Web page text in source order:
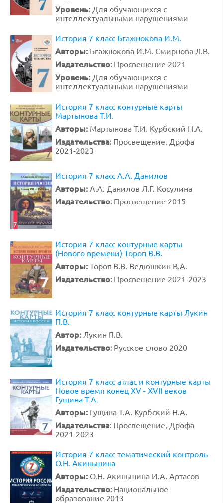
Уровень: Для обучающихся с
интеллектуальными нарушениями
История 7 класс Бгажнокова И.М.
Авторы: Бгажнокова И.М. Смирнова Л.В.
Издательство: Просвещение 2021
Уровень: Для обучающихся с
интеллектуальными нарушениями
История 7 класс контурные карты
Мартынова Т.И.
Авторы: Мартынова Т.И. Курбский Н.А.
Издательства: Просвещение, Дрофа
2021-2023
История 7 класс А.А. Данилов
Авторы: А.А. Данилов Л.Г. Косулина
Издательство: Просвещение 2015
История 7 класс контурные карты
(Нового времени) Тороп В.В.
Авторы: Тороп В.В. Ведюшкин В.А.
Издательство: Просвещение 2021-2023
История 7 класс контурные карты Лукин
П.В.
Автор: Лукин П.В.
Издательство: Русское слово 2020
История 7 класс атлас и контурные карты
Новое время конец XV - XVII веков
Гущина Т.А.
Авторы: Гущина Т.А. Курбский Н.А.
Издательства: Просвещение, Дрофа
2021-2023
История 7 класс тематический контроль
О.Н. Акиньшина
Авторы: О.Н. Акиньшина И.А. Артасов
Издательство: Национальное
образование 2013